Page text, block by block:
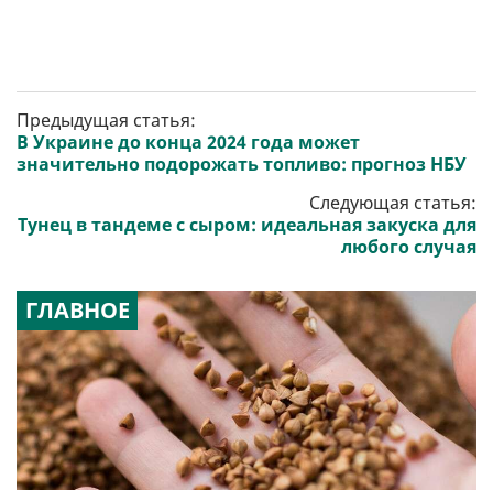
Предыдущая статья:
В Украине до конца 2024 года может
значительно подорожать топливо: прогноз НБУ
Следующая статья:
Тунец в тандеме с сыром: идеальная закуска для
любого случая
ГЛАВНОЕ